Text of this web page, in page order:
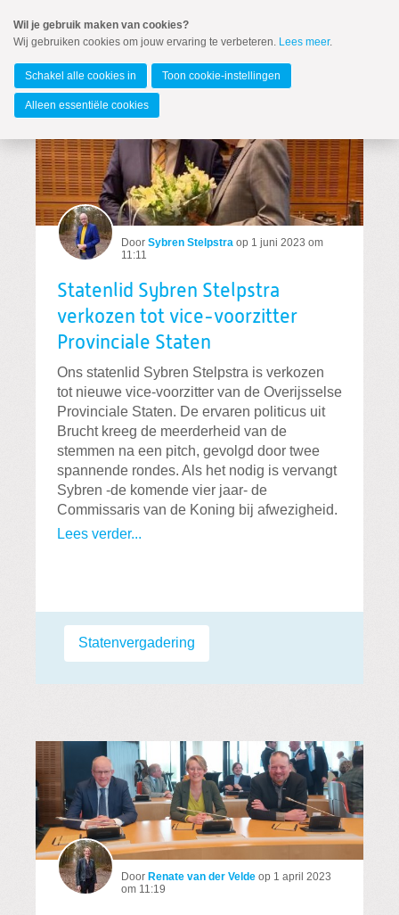
naar
Spring
de
inhoud
Spring
naar
hoofdmenu
Overijssel
MENU
Zoeken:
Zoeken
Door Sybren Stelpstra op 1 juni 2023 om
11:11
Statenlid Sybren Stelpstra
verkozen tot vice-voorzitter
Provinciale Staten
Ons statenlid Sybren Stelpstra is verkozen
tot nieuwe vice-voorzitter van de Overijsselse
Provinciale Staten. De ervaren politicus uit
Brucht kreeg de meerderheid van de
stemmen na een pitch, gevolgd door twee
spannende rondes. Als het nodig is vervangt
Sybren -de komende vier jaar- de
Commissaris van de Koning bij afwezigheid.
Lees verder...
Labels:
Statenvergadering
Door Renate van der Velde op 1 april 2023
om 11:19
Wil je gebruik maken van cookies?
Wij gebruiken cookies om jouw ervaring te verbeteren. Lees meer.
Schakel alle cookies in Toon cookie-instellingen
Alleen essentiële cookies